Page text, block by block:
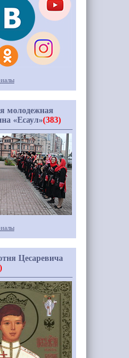
молодежная
«Есаул»(383)
Цесаревича